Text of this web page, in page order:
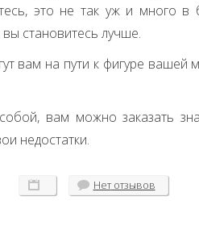
это не так уж и много
становитесь лучше.
вам на пути к фигуре вашей
вам можно заказать
недостатки.
Нетотзывов